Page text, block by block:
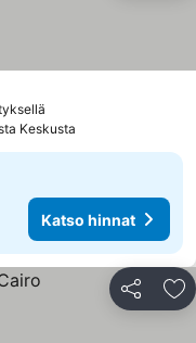
Keskusta
Katso hinnat
Jaa